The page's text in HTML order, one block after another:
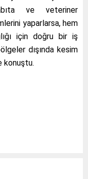
ve veteriner
yaparlarsa, hem
için doğru bir iş
dışında kesim
konuştu.